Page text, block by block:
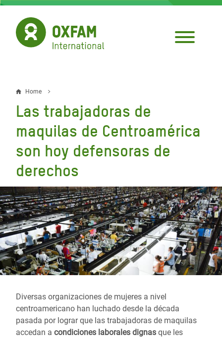
Skip
main
content
Breadcrumb
Home
Las trabajadoras de
maquilas de Centroamérica
son hoy defensoras de
derechos
Diversas organizaciones de mujeres a nivel
centroamericano han luchado desde la década
pasada por lograr que las trabajadoras de maquilas
accedan a condiciones laborales dignas que les